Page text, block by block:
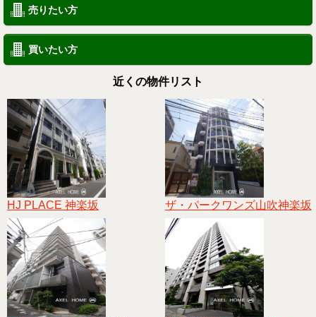
売りたい方
買いたい方
近くの物件リスト
HJ PLACE 神楽坂 ザ・パークワンズ山吹神楽坂